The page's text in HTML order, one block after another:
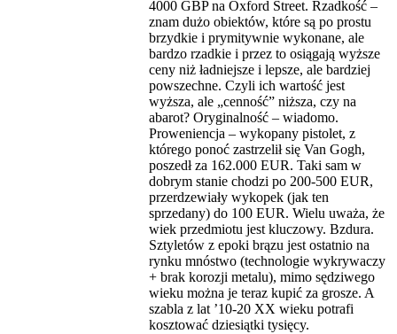
4000 GBP na Oxford Street. Rzadkość –
znam dużo obiektów, które są po prostu
brzydkie i prymitywnie wykonane, ale
bardzo rzadkie i przez to osiągają wyższe
ceny niż ładniejsze i lepsze, ale bardziej
powszechne. Czyli ich wartość jest
wyższa, ale „cenność” niższa, czy na
abarot? Oryginalność – wiadomo.
Proweniencja – wykopany pistolet, z
którego ponoć zastrzelił się Van Gogh,
poszedł za 162.000 EUR. Taki sam w
dobrym stanie chodzi po 200-500 EUR,
przerdzewiały wykopek (jak ten
sprzedany) do 100 EUR. Wielu uważa, że
wiek przedmiotu jest kluczowy. Bzdura.
Sztyletów z epoki brązu jest ostatnio na
rynku mnóstwo (technologie wykrywaczy
+ brak korozji metalu), mimo sędziwego
wieku można je teraz kupić za grosze. A
szabla z lat ’10-20 XX wieku potrafi
kosztować dziesiątki tysięcy.